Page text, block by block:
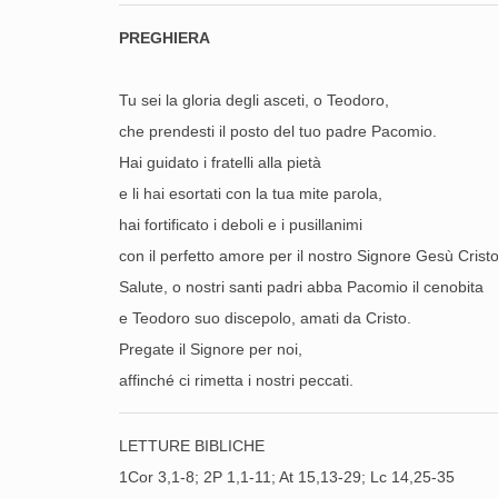
PREGHIERA
Tu sei la gloria degli asceti, o Teodoro,
che prendesti il posto del tuo padre Pacomio.
Hai guidato i fratelli alla pietà
e li hai esortati con la tua mite parola,
hai fortificato i deboli e i pusillanimi
con il perfetto amore per il nostro Signore Gesù
Salute, o nostri santi padri abba Pacomio il cenobita
e Teodoro suo discepolo, amati da Cristo.
Pregate il Signore per noi,
affinché ci rimetta i nostri peccati.
LETTURE BIBLICHE
1Cor 3,1-8; 2P 1,1-11; At 15,13-29; Lc 14,25-35